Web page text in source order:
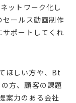
ットワーク化し
ールス動画制作
ポートしてくれ
ほしい方や、Bt
方、顧客の課題
案力のある会社